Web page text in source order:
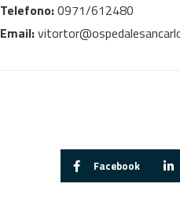
Telefono:0971/612480
Email:
Facebook